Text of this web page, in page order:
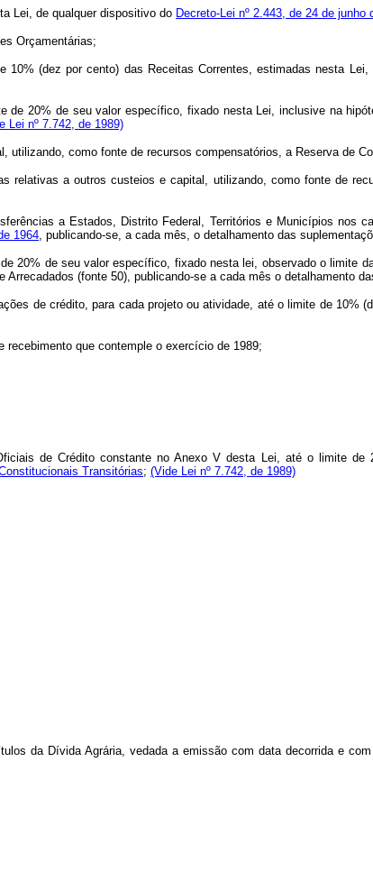
Lei, de qualquer dispositivo do Decreto-Lei nº 2.443, de 24 de junho
Orçamentárias;
10% (dez por cento) das Receitas Correntes, estimadas nesta
de 20% de seu valor específico, fixado nesta Lei, inclusive na
Lei nº 7.742, de 1989)
como fonte de recursos compensatórios, a Reserva de
relativas a outros custeios e capital, utilizando, como fonte de
a Estados, Distrito Federal, Territórios e Municípios nos
1964, publicando-se, a cada mês, o detalhamento das
20% de seu valor específico, fixado nesta lei, observado o limite
(fonte 50), publicando-se a cada mês o detalhamento
de crédito, para cada projeto ou atividade, até o limite de 10%
recebimento que contemple o exercício de 1989;
de Crédito constante no Anexo V desta Lei, até o limite
Transitórias; (Vide Lei nº 7.742, de 1989)
da Dívida Agrária, vedada a emissão com data decorrida e